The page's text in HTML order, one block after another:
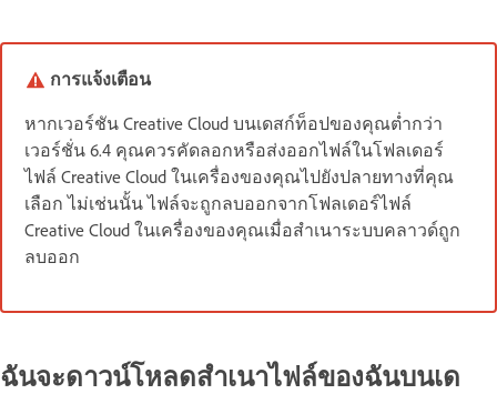
การแจ้งเตือน
หากเวอร์ชัน Creative Cloud บนเดสก์ท็อปของคุณต่ำกว่า
เวอร์ชั่น 6.4 คุณควรคัดลอกหรือส่งออกไฟล์ในโฟลเดอร์
ไฟล์ Creative Cloud ในเครื่องของคุณไปยังปลายทางที่คุณ
เลือก ไม่เช่นนั้น ไฟล์จะถูกลบออกจากโฟลเดอร์ไฟล์
Creative Cloud ในเครื่องของคุณเมื่อสำเนาระบบคลาวด์ถูก
ลบออก
ฉันจะดาวน์โหลดสำเนาไฟล์ของฉันบนเด